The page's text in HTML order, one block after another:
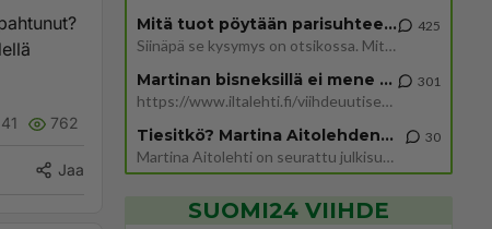
41 762
Jaa
Mitä tuot pöytään parisuhteessa?
Siinäpä se kysymys on otsikossa. Mitäpä siis tuot/toisit pöytään parisuhteessa? Oletko mies vai nainen? Koetko sen mitä
425
Martinan bisneksillä ei mene hyvin
https://www.iltalehti.fi/viihdeuutiset/a/c46da6ab-340f-4790-aaa7-0865eed2336 Yrityksen konkurssihakemus on tullut kärä
301
Tiesitkö? Martina Aitolehden isäpuoli on tämä suosittu laulaja
Martina Aitolehti on seurattu julkisuuden henkilö. Lähipiiriin mahtuu muitakin tunnettuja henkilöitä. Tiesitkö, että Ma
30
SUOMI24 VIIHDE